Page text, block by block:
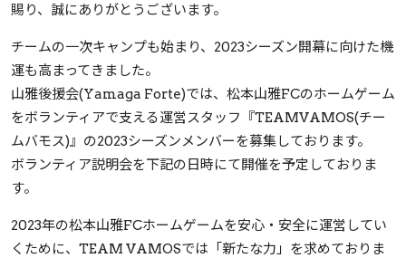
賜り、誠にありがとうございます。
チームの一次キャンプも始まり、2023シーズン開幕に向けた機
運も高まってきました。
山雅後援会(Yamaga Forte)では、松本山雅FCのホームゲーム
をボランティアで支える運営スタッフ『TEAMVAMOS(チー
ムバモス)』の2023シーズンメンバーを募集しております。
ボランティア説明会を下記の日時にて開催を予定しておりま
す。
2023年の松本山雅FCホームゲームを安心・安全に運営してい
くために、TEAM VAMOSでは「新たな力」を求めておりま